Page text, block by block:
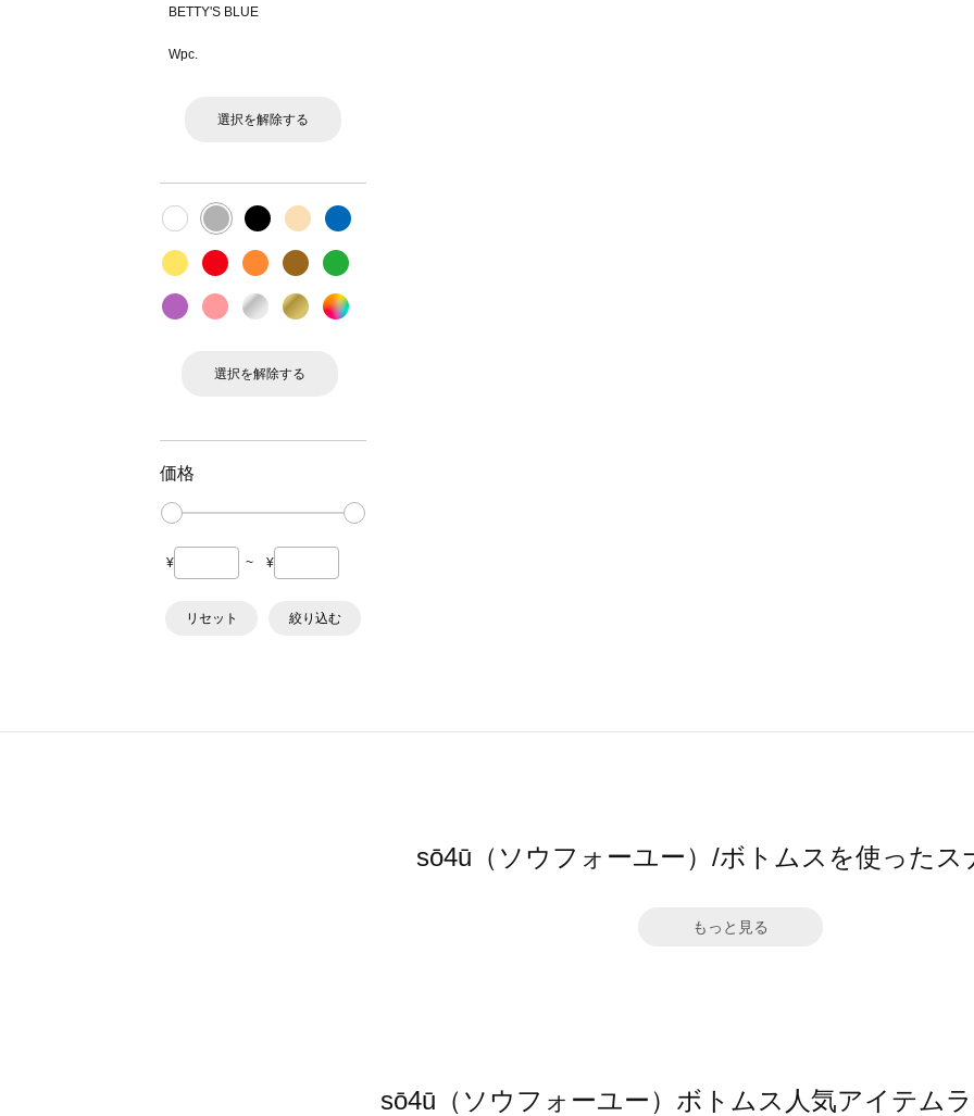
BETTY'S BLUE
Wpc.
選択を解除する
選択を解除する
価格
¥ ~ ¥
リセット 絞り込む
sō4ū（ソウフォーユー）/ボトムスを使ったス
もっと見る
sō4ū（ソウフォーユー）ボトムス人気アイテム